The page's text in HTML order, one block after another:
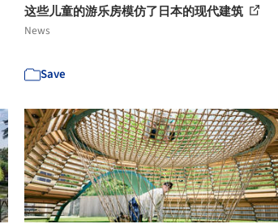
这些儿童的游乐房模仿了日本的现代建筑
News
Save